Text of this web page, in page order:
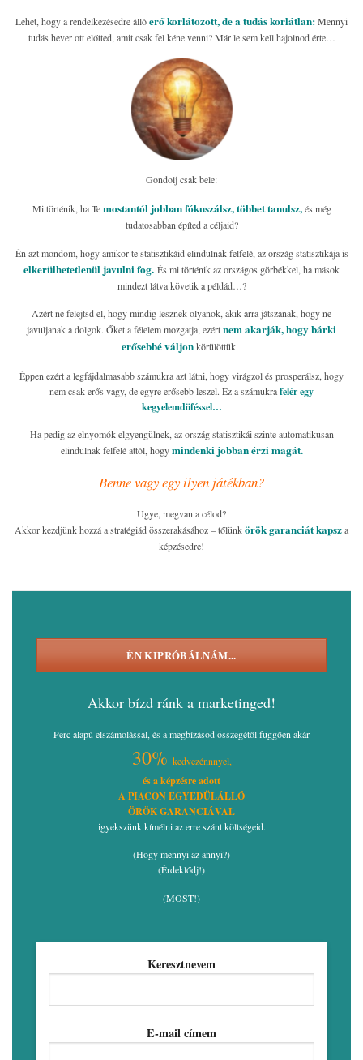
Lehet, hogy a rendelkezésedre állóerő korlátozott, de a tudás korlátlan:Mennyi
tudás hever ott előtted, amit csak fel kéne venni? Már le sem kell hajolnod érte…
Gondolj csak bele:
Mi történik, ha Temostantól jobban fókuszálsz, többet tanulsz,és még
tudatosabban építed a céljaid?
Én azt mondom, hogy amikor te statisztikáid elindulnak felfelé, az ország statisztikája is
elkerülhetetlenül javulni fog. És mi történik az országos görbékkel, ha mások
mindezt látva követik a példád…?
Azért ne felejtsd el, hogy mindig lesznek olyanok, akik arra játszanak, hogy ne
javuljanak a dolgok. Őket a félelem mozgatja, ezértnem akarják, hogy bárki
erősebbé váljonkörülöttük.
Éppen ezért a legfájdalmasabb számukra azt látni, hogy virágzol és prosperálsz, hogy
nem csak erős vagy, de egyre erősebb leszel. Ez a számukrafelér egy
kegyelemdöféssel…
Ha pedig az elnyomók elgyengülnek, az ország statisztikái szinte automatikusan
elindulnak felfelé attól, hogymindenki jobban érzi magát.
Benne vagy egy ilyen játékban?
Ugye, megvan a célod?
Akkor kezdjünk hozzá a stratégiád összerakásához – tőlünkörök garanciát kapsza
képzésedre!
ÉN KIPRÓBÁLNÁM...
Akkor bízd ránk a marketinged!
Perc alapú elszámolással, és a megbízásod összegétől függően akár
30% kedvezénnnyel,
és a képzésre adott
A PIACON EGYEDÜLÁLLÓ
ÖRÖK GARANCIÁVAL
igyekszünk kímélni az erre szánt költségeid.
(Hogy mennyi az annyi?)
(Érdeklődj!)
(MOST!)
Keresztnevem
E-mail címem